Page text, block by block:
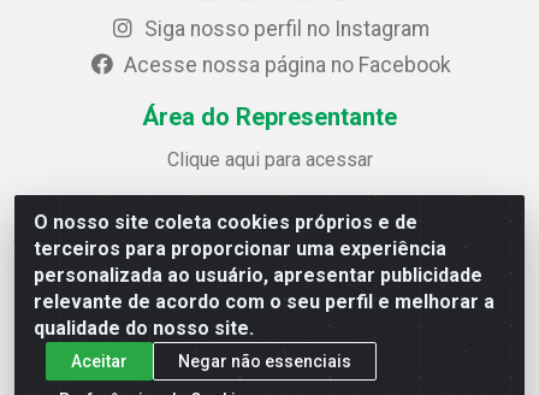
O nosso site coleta cookies próprios e de
terceiros para proporcionar uma experiência
personalizada ao usuário, apresentar publicidade
relevante de acordo com o seu perfil e melhorar a
qualidade do nosso site.
Aceitar
Negar não essenciais
Siga nosso perfil no Instagram
Acesse nossa página no Facebook
Área do Representante
Clique aqui para acessar
Credimóveis Novolar Ltda
Rua José Alves Bezerra, 430 - Prazeres - Jaboatão dos
Guararapes / PE - CEP 54.325-610
CNPJ: 09.930.165/0013-70